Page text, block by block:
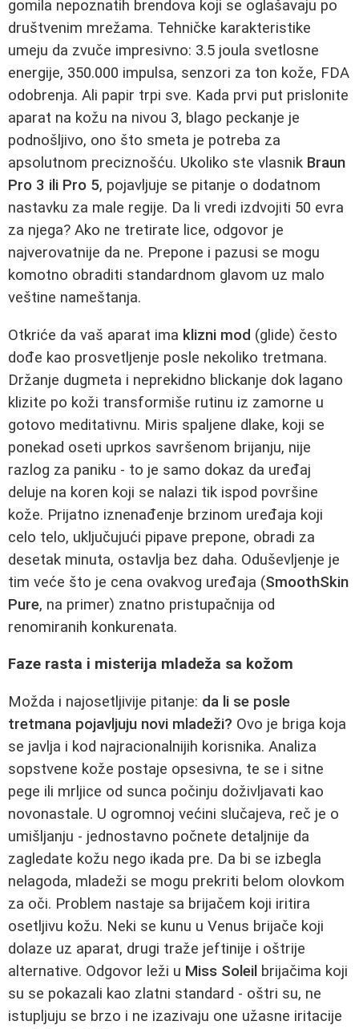
gomila nepoznatih brendova koji se oglašavaju po
društvenim mrežama. Tehničke karakteristike
umeju da zvuče impresivno: 3.5 joula svetlosne
energije, 350.000 impulsa, senzori za ton kože, FDA
odobrenja. Ali papir trpi sve. Kada prvi put prislonite
aparat na kožu na nivou 3, blago peckanje je
podnošljivo, ono što smeta je potreba za
apsolutnom preciznošću. Ukoliko ste vlasnik Braun
Pro 3 ili Pro 5, pojavljuje se pitanje o dodatnom
nastavku za male regije. Da li vredi izdvojiti 50 evra
za njega? Ako ne tretirate lice, odgovor je
najverovatnije da ne. Prepone i pazusi se mogu
komotno obraditi standardnom glavom uz malo
veštine nameštanja.
Otkriće da vaš aparat ima klizni mod (glide) često
dođe kao prosvetljenje posle nekoliko tretmana.
Držanje dugmeta i neprekidno blickanje dok lagano
klizite po koži transformiše rutinu iz zamorne u
gotovo meditativnu. Miris spaljene dlake, koji se
ponekad oseti uprkos savršenom brijanju, nije
razlog za paniku - to je samo dokaz da uređaj
deluje na koren koji se nalazi tik ispod površine
kože. Prijatno iznenađenje brzinom uređaja koji
celo telo, uključujući pipave prepone, obradi za
desetak minuta, ostavlja bez daha. Oduševljenje je
tim veće što je cena ovakvog uređaja (SmoothSkin
Pure, na primer) znatno pristupačnija od
renomiranih konkurenata.
Faze rasta i misterija mladeža sa kožom
Možda i najosetljivije pitanje: da li se posle
tretmana pojavljuju novi mladeži? Ovo je briga koja
se javlja i kod najracionalnijih korisnika. Analiza
sopstvene kože postaje opsesivna, te se i sitne
pege ili mrljice od sunca počinju doživljavati kao
novonastale. U ogromnoj većini slučajeva, reč je o
umišljanju - jednostavno počnete detaljnije da
zagledate kožu nego ikada pre. Da bi se izbegla
nelagoda, mladeži se mogu prekriti belom olovkom
za oči. Problem nastaje sa brijačem koji iritira
osetljivu kožu. Neki se kunu u Venus brijače koji
dolaze uz aparat, drugi traže jeftinije i oštrije
alternative. Odgovor leži u Miss Soleil brijačima koji
su se pokazali kao zlatni standard - oštri su, ne
istupljuju se brzo i ne izazivaju one užasne iritacije